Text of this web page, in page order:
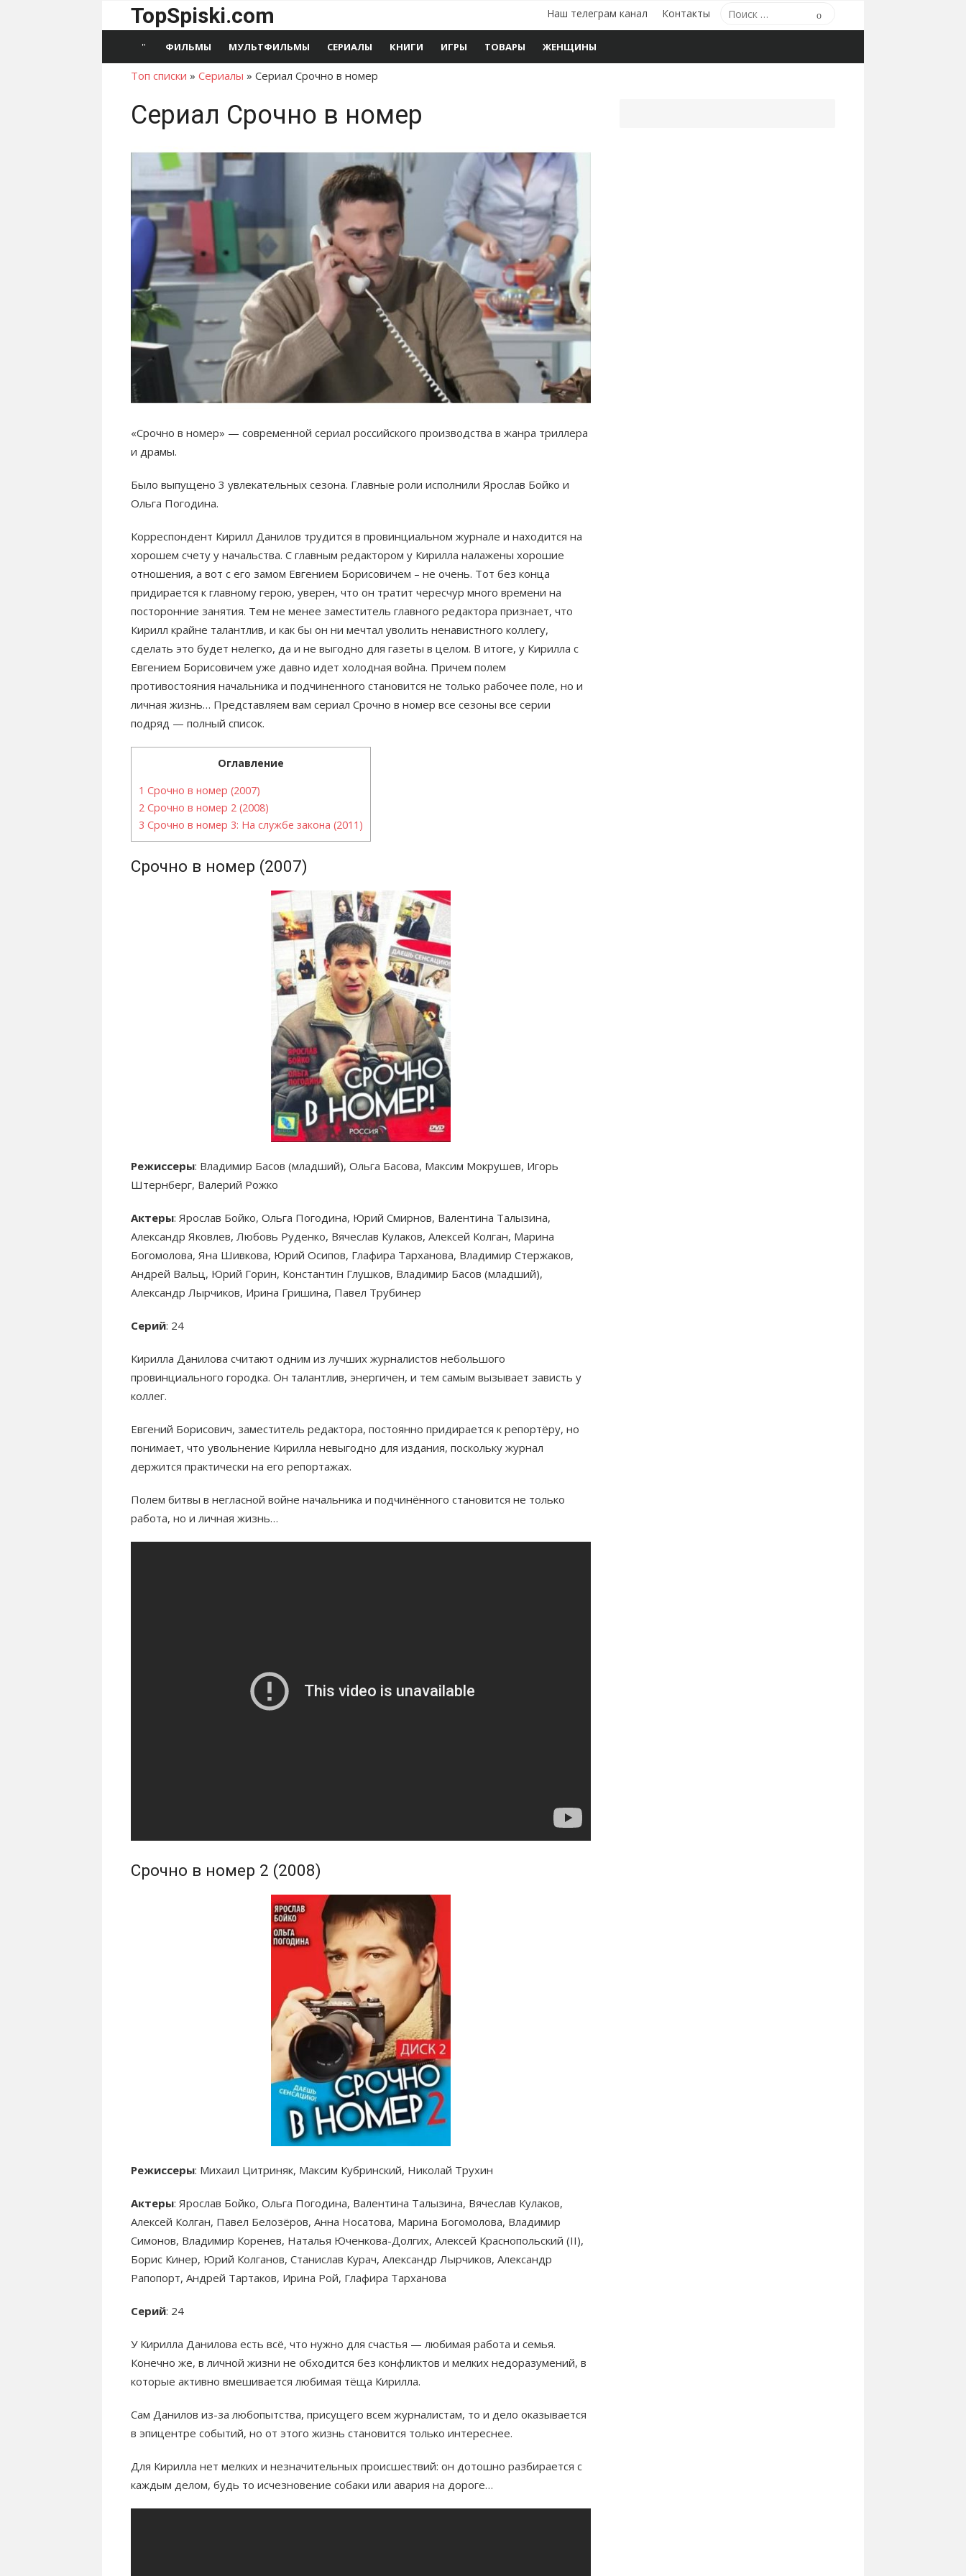
TopSpiski.com
Поиск
по:
Наш телеграм канал Контакты
ФИЛЬМЫ МУЛЬТФИЛЬМЫ СЕРИАЛЫ КНИГИ ИГРЫ ТОВАРЫ ЖЕНЩИНЫ
Топ списки » Сериалы » Сериал Срочно в номер
Сериал Срочно в номер
«Срочно в номер» — современной сериал российского производства в жанра триллера
и драмы.
Было выпущено 3 увлекательных сезона. Главные роли исполнили Ярослав Бойко и
Ольга Погодина.
Корреспондент Кирилл Данилов трудится в провинциальном журнале и находится на
хорошем счету у начальства. С главным редактором у Кирилла налажены хорошие
отношения, а вот с его замом Евгением Борисовичем – не очень. Тот без конца
придирается к главному герою, уверен, что он тратит чересчур много времени на
посторонние занятия. Тем не менее заместитель главного редактора признает, что
Кирилл крайне талантлив, и как бы он ни мечтал уволить ненавистного коллегу,
сделать это будет нелегко, да и не выгодно для газеты в целом. В итоге, у Кирилла с
Евгением Борисовичем уже давно идет холодная война. Причем полем
противостояния начальника и подчиненного становится не только рабочее поле, но и
личная жизнь… Представляем вам сериал Срочно в номер все сезоны все серии
подряд — полный список.
Оглавление
1 Срочно в номер (2007)
2 Срочно в номер 2 (2008)
3 Срочно в номер 3: На службе закона (2011)
Срочно в номер (2007)
Режиссеры: Владимир Басов (младший), Ольга Басова, Максим Мокрушев, Игорь
Штернберг, Валерий Рожко
Актеры: Ярослав Бойко, Ольга Погодина, Юрий Смирнов, Валентина Талызина,
Александр Яковлев, Любовь Руденко, Вячеслав Кулаков, Алексей Колган, Марина
Богомолова, Яна Шивкова, Юрий Осипов, Глафира Тарханова, Владимир Стержаков,
Андрей Вальц, Юрий Горин, Константин Глушков, Владимир Басов (младший),
Александр Лырчиков, Ирина Гришина, Павел Трубинер
Серий: 24
Кирилла Данилова считают одним из лучших журналистов небольшого
провинциального городка. Он талантлив, энергичен, и тем самым вызывает зависть у
коллег.
Евгений Борисович, заместитель редактора, постоянно придирается к репортёру, но
понимает, что увольнение Кирилла невыгодно для издания, поскольку журнал
держится практически на его репортажах.
Полем битвы в негласной войне начальника и подчинённого становится не только
работа, но и личная жизнь…
Срочно в номер 2 (2008)
Режиссеры: Михаил Цитриняк, Максим Кубринский, Николай Трухин
Актеры: Ярослав Бойко, Ольга Погодина, Валентина Талызина, Вячеслав Кулаков,
Алексей Колган, Павел Белозёров, Анна Носатова, Марина Богомолова, Владимир
Симонов, Владимир Коренев, Наталья Юченкова-Долгих, Алексей Краснопольский (II),
Борис Кинер, Юрий Колганов, Станислав Курач, Александр Лырчиков, Александр
Рапопорт, Андрей Тартаков, Ирина Рой, Глафира Тарханова
Серий: 24
У Кирилла Данилова есть всё, что нужно для счастья — любимая работа и семья.
Конечно же, в личной жизни не обходится без конфликтов и мелких недоразумений, в
которые активно вмешивается любимая тёща Кирилла.
Сам Данилов из-за любопытства, присущего всем журналистам, то и дело оказывается
в эпицентре событий, но от этого жизнь становится только интереснее.
Для Кирилла нет мелких и незначительных происшествий: он дотошно разбирается с
каждым делом, будь то исчезновение собаки или авария на дороге…